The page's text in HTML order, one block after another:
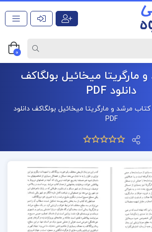
0
مارگریتا میخائیل بولگاکف
دانلود PDF
کتاب مرشد و مارگریتا میخائیل بولگاکف دانلود
PDF